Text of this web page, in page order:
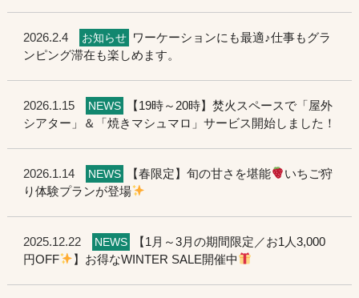
2026.2.4 お知らせ ワーケーションにも最適♪仕事もグラ
ンピング滞在も楽しめます。
2026.1.15 NEWS
【19時～20時】焚火スペースで「屋外
シアター」＆「焼きマシュマロ」サービス開始しました！
2026.1.14 NEWS 【春限定】旬の甘さを堪能
いちご狩
り体験プランが登場
2025.12.22 NEWS
【1月～3月の期間限定／お1人3,000
円OFF
】お得なWINTER SALE開催中